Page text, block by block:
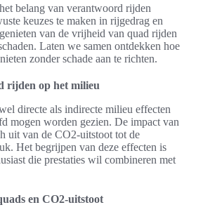
belang van verantwoord rijden
keuzes te maken in rijgedrag en
van de vrijheid van quad rijden
Laten we samen ontdekken hoe
zonder schade aan te richten.
rijden op het milieu
directe als indirecte milieu effecten
mogen worden gezien. De impact van
uit van de CO2-uitstoot tot de
Het begrijpen van deze effecten is
die prestaties wil combineren met
en CO2-uitstoot